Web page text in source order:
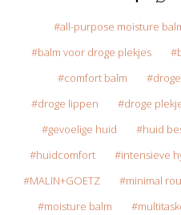
all-purpose moisture
balm voor droge plekjes
comfort balm
droge lippen
droge
gevoelige huid
huid
huidcomfort
intensieve
MALIN+GOETZ
minimal
moisture balm